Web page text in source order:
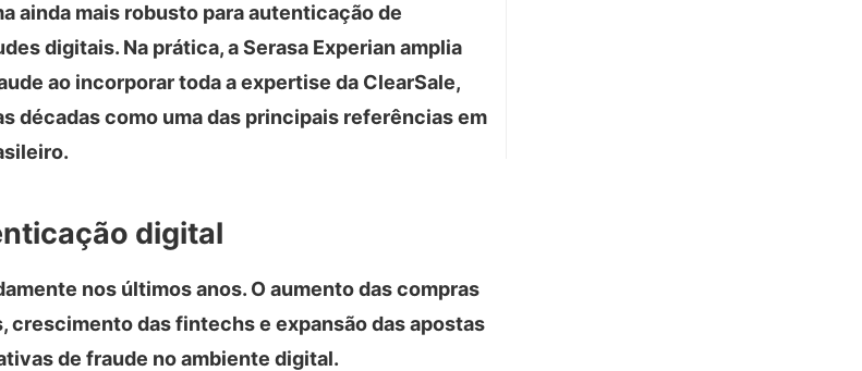
ainda mais robusto para autenticação de
digitais. Na prática, a Serasa Experian amplia
ao incorporar toda a expertise da ClearSale,
décadas como uma das principais referências em
digital
nos últimos anos. O aumento das compras
crescimento das fintechs e expansão das apostas
de fraude no ambiente digital.